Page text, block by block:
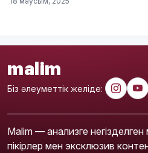
malim
Біз әлеуметтік желіде:
Malim — анализге
пікірлер мен эксклюзив